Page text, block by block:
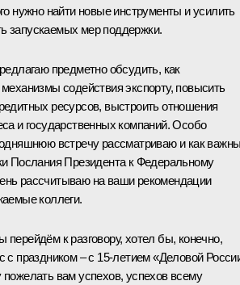
нужно найти новые инструменты и усилить
запускаемых мер поддержки.
предметно обсудить, как
механизмы содействия экспорту, повысить
ресурсов, выстроить отношения
и государственных компаний. Особо
встречу рассматриваю и как
Послания Президента к Федеральному
рассчитываю на ваши рекомендации
коллеги.
к разговору, хотел бы, конечно,
с праздником – с 15-летием «Деловой
пожелать вам успехов, успехов всему